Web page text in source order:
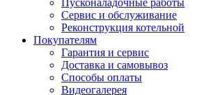
Пусконаладочные работы
Сервис и обслуживание
Реконструкция котельной
Покупателям
Гарантия и сервис
Доставка и самовывоз
Способы оплаты
Видеогалерея